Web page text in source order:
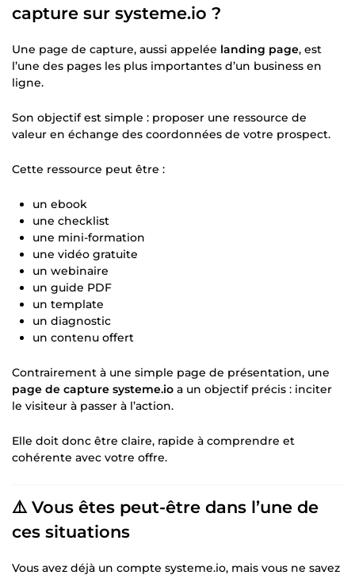
capture sur systeme.io ?
Une page de capture, aussi appelée landing page, est
l’une des pages les plus importantes d’un business en
ligne.
Son objectif est simple : proposer une ressource de
valeur en échange des coordonnées de votre prospect.
Cette ressource peut être :
un ebook
une checklist
une mini-formation
une vidéo gratuite
un webinaire
un guide PDF
un template
un diagnostic
un contenu offert
Contrairement à une simple page de présentation, une
page de capture systeme.io a un objectif précis : inciter
le visiteur à passer à l’action.
Elle doit donc être claire, rapide à comprendre et
cohérente avec votre offre.
⚠️ Vous êtes peut-être dans l’une de
ces situations
Vous avez déjà un compte systeme.io, mais vous ne savez